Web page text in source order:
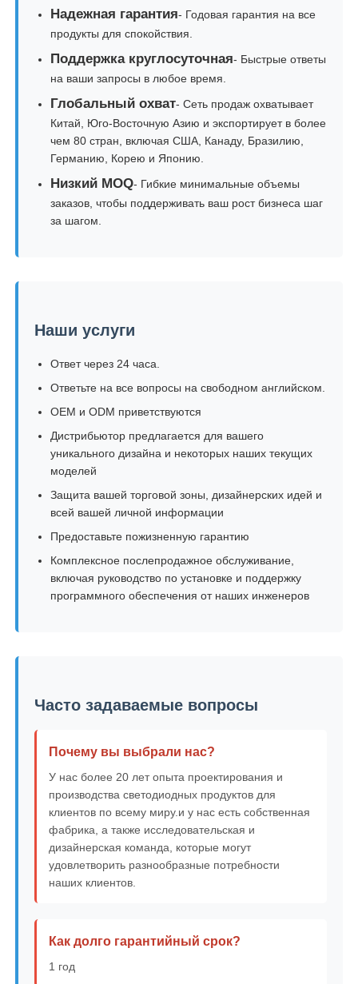
Надежная гарантия- Годовая гарантия на все
продукты для спокойствия.
Поддержка круглосуточная- Быстрые ответы
на ваши запросы в любое время.
Глобальный охват- Сеть продаж охватывает
Китай, Юго-Восточную Азию и экспортирует в более
чем 80 стран, включая США, Канаду, Бразилию,
Германию, Корею и Японию.
Низкий MOQ- Гибкие минимальные объемы
заказов, чтобы поддерживать ваш рост бизнеса шаг
за шагом.
Наши услуги
Ответ через 24 часа.
Ответьте на все вопросы на свободном английском.
OEM и ODM приветствуются
Дистрибьютор предлагается для вашего
уникального дизайна и некоторых наших текущих
моделей
Защита вашей торговой зоны, дизайнерских идей и
всей вашей личной информации
Предоставьте пожизненную гарантию
Комплексное послепродажное обслуживание,
включая руководство по установке и поддержку
программного обеспечения от наших инженеров
Часто задаваемые вопросы
Почему вы выбрали нас?
У нас более 20 лет опыта проектирования и
производства светодиодных продуктов для
клиентов по всему миру.и у нас есть собственная
фабрика, а также исследовательская и
дизайнерская команда, которые могут
удовлетворить разнообразные потребности
наших клиентов.
Как долго гарантийный срок?
1 год